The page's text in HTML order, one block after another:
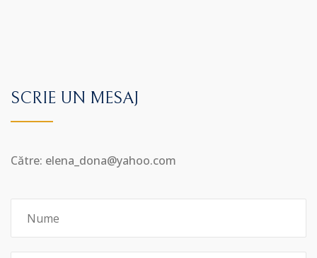
SCRIE UN MESAJ
Către: elena_dona@yahoo.com